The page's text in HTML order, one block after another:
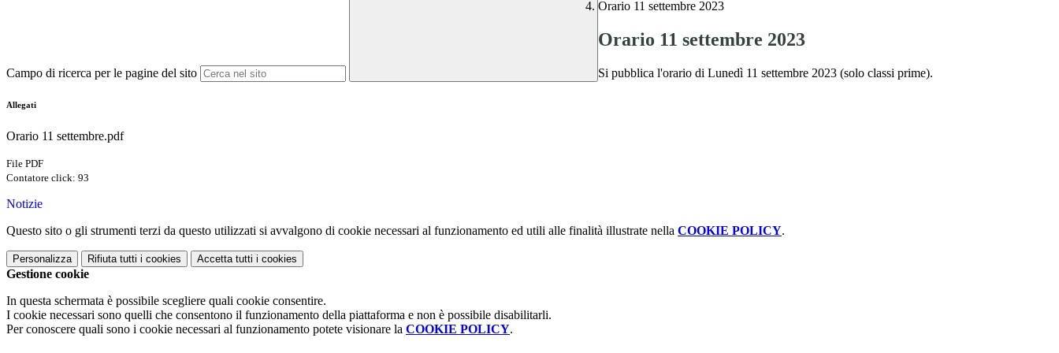
Campo di ricerca per le pagine del sito
Orario 11 settembre 2023
Orario 11 settembre 2023
Si pubblica l'orario di Lunedì 11 settembre 2023 (solo classi prime).
Allegati
Orario 11 settembre.pdf
File PDF
Contatore click: 93
Notizie
Questo sito o gli strumenti terzi da questo utilizzati si avvalgono di cookie necessari al funzionamento ed utili alle finalità illustrate nella COOKIE POLICY.
Personalizza Rifiuta tutti i cookies Accetta tutti i cookies
Gestione cookie
In questa schermata è possibile scegliere quali cookie consentire.
I cookie necessari sono quelli che consentono il funzionamento della piattaforma e non è possibile disabilitarli.
Per conoscere quali sono i cookie necessari al funzionamento potete visionare la COOKIE POLICY.